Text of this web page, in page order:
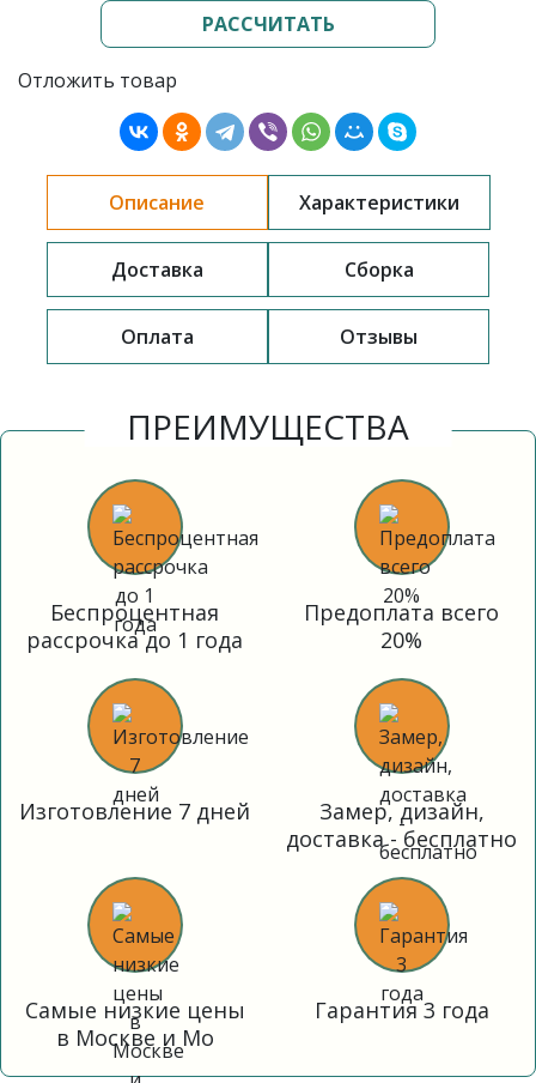
РАССЧИТАТЬ
Отложить товар
Описание Характеристики
Доставка Сборка
Оплата Отзывы
ПРЕИМУЩЕСТВА
Беспроцентная
рассрочка до 1 года
Предоплата всего
20%
Изготовление 7 дней
Замер, дизайн,
доставка - бесплатно
Самые низкие цены
в Москве и Мо
Гарантия 3 года